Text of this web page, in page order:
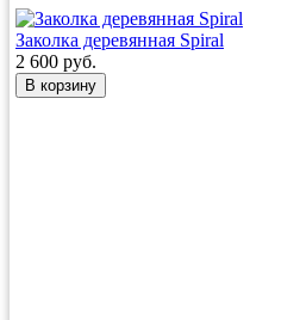
Заколка деревянная Spiral
2 600 руб.